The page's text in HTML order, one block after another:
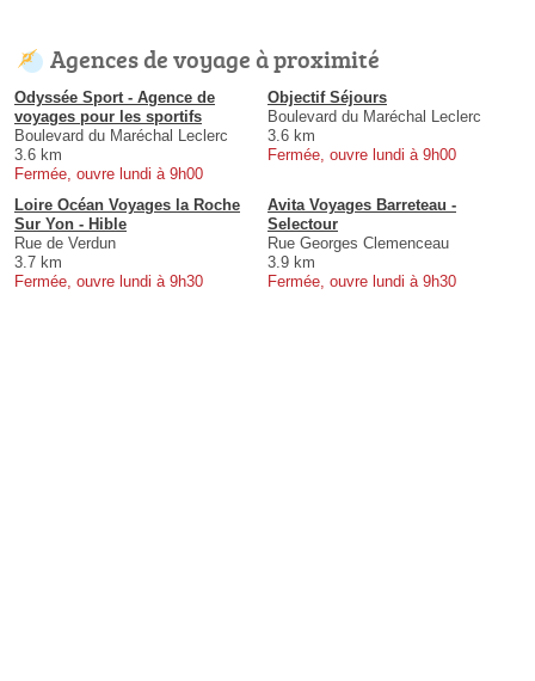
Agences de voyage à proximité
Odyssée Sport - Agence de
voyages pour les sportifs
Boulevard du Maréchal Leclerc
3.6 km
Fermée, ouvre lundi à 9h00
Objectif Séjours
Boulevard du Maréchal Leclerc
3.6 km
Fermée, ouvre lundi à 9h00
Loire Océan Voyages la Roche
Sur Yon - Hible
Rue de Verdun
3.7 km
Fermée, ouvre lundi à 9h30
Avita Voyages Barreteau -
Selectour
Rue Georges Clemenceau
3.9 km
Fermée, ouvre lundi à 9h30